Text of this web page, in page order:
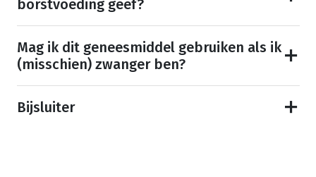
borstvoeding geef?
Mag ik dit geneesmiddel gebruiken als ik
(misschien) zwanger ben?
Bijsluiter